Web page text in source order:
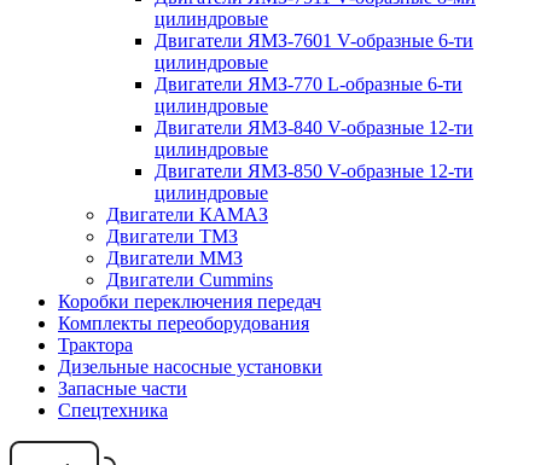
цилиндровые
Двигатели ЯМЗ-7601 V-образные 6-ти
цилиндровые
Двигатели ЯМЗ-770 L-образные 6-ти
цилиндровые
Двигатели ЯМЗ-840 V-образные 12-ти
цилиндровые
Двигатели ЯМЗ-850 V-образные 12-ти
цилиндровые
Двигатели КАМАЗ
Двигатели ТМЗ
Двигатели ММЗ
Двигатели Cummins
Коробки переключения передач
Комплекты переоборудования
Трактора
Дизельные насосные установки
Запасные части
Спецтехника